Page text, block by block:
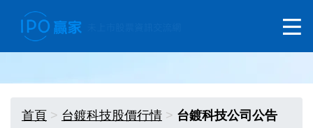
首頁 台鍍科技股價行情 台鍍科技公司公告